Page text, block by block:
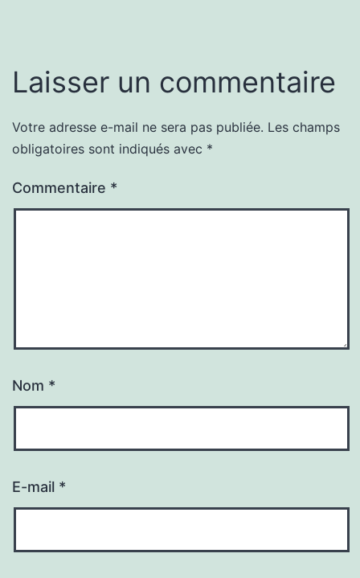
Laisser un commentaire
Votre adresse e-mail ne sera pas publiée. Les champs
obligatoires sont indiqués avec *
Commentaire *
Nom *
E-mail *